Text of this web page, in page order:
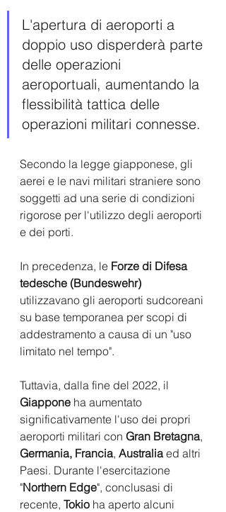
L'apertura di aeroporti a
doppio uso disperderà parte
delle operazioni
aeroportuali, aumentando la
flessibilità tattica delle
operazioni militari connesse.
Secondo la legge giapponese, gli
aerei e le navi militari straniere sono
soggetti ad una serie di condizioni
rigorose per l'utilizzo degli aeroporti
e dei porti.
In precedenza, le Forze di Difesa
tedesche (Bundeswehr)
utilizzavano gli aeroporti sudcoreani
su base temporanea per scopi di
addestramento a causa di un "uso
limitato nel tempo".
Tuttavia, dalla fine del 2022, il
Giappone ha aumentato
significativamente l'uso dei propri
aeroporti militari con Gran Bretagna,
Germania, Francia, Australia ed altri
Paesi. Durante l'esercitazione
"Northern Edge", conclusasi di
recente, Tokio ha aperto alcuni